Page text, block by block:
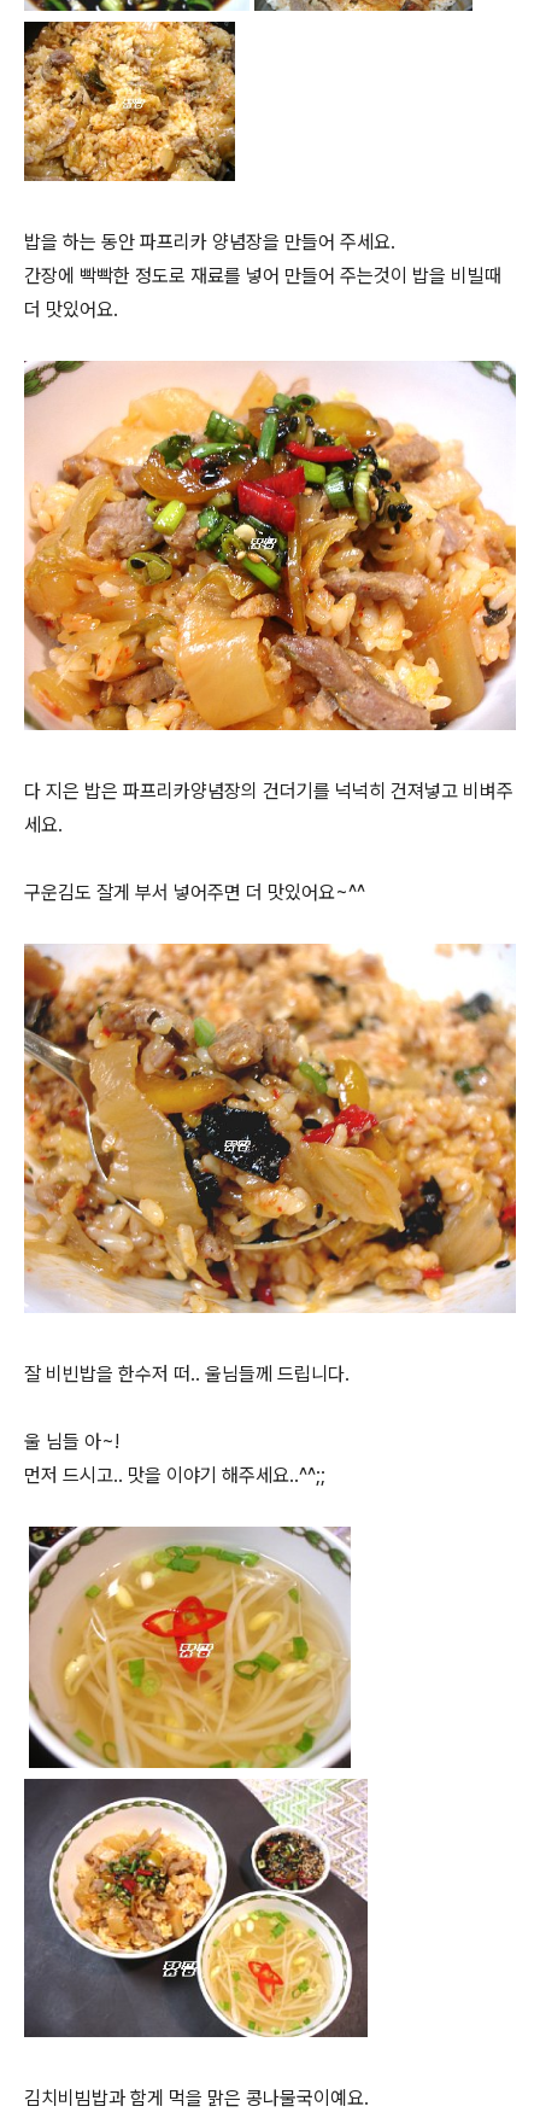
밥을 하는 동안 파프리카 양념장을 만들어 주세요.
간장에 빡빡한 정도로 재료를 넣어 만들어 주는것이 밥을 비빌때
더 맛있어요.
다 지은 밥은 파프리카양념장의 건더기를 넉넉히 건져넣고 비벼주
세요.
구운김도 잘게 부서 넣어주면 더 맛있어요~^^
잘 비빈밥을 한수저 떠.. 울님들께 드립니다.
울 님들 아~!
먼저 드시고.. 맛을 이야기 해주세요..^^;;
김치비빔밥과 함게 먹을 맑은 콩나물국이예요.